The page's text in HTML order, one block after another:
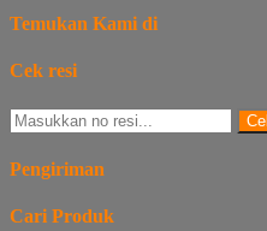
Temukan Kami di
Cek resi
Pengiriman
Cari Produk